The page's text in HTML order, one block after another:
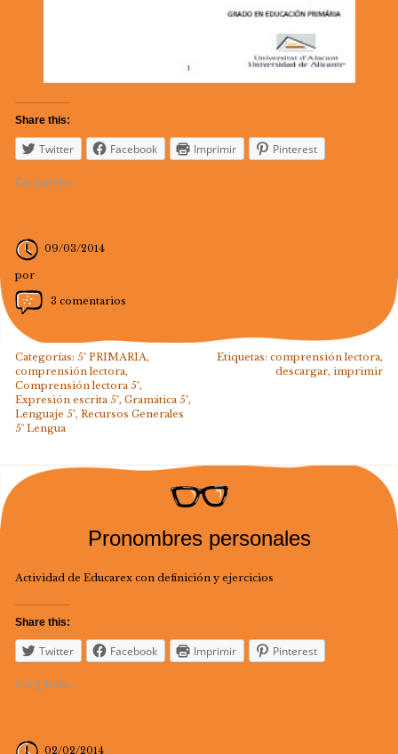
Share this:
Twitter Facebook Imprimir Pinterest
Cargando...
09/03/2014
por
3 comentarios
Categorías: 5º PRIMARIA,
comprensión lectora,
Comprensión lectora 5º,
Expresión escrita 5º, Gramática 5º,
Lenguaje 5º, Recursos Generales
5º Lengua
Etiquetas:comprensión lectora,
descargar,imprimir
Pronombres personales
Actividad de Educarex con definición y ejercicios
Share this:
Twitter Facebook Imprimir Pinterest
Cargando...
02/02/2014